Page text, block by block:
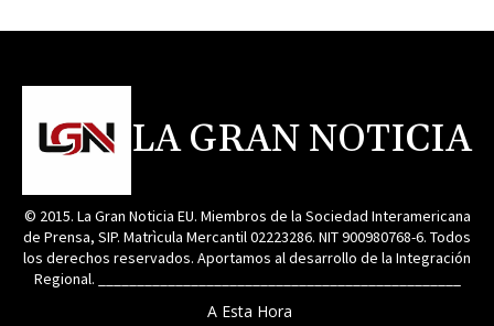
LA GRAN NOTICIA
© 2015. La Gran Noticia EU. Miembros de la Sociedad Interamericana
de Prensa, SIP. Matrìcula Mercantil 02223286. NIT 900980768-6. Todos
los derechos reservados. Aportamos al desarrollo de la Integración
Regional. _______________________________________________
A Esta Hora